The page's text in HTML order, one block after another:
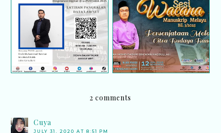
EKSPLORASI DIGITAL
@ U-PUSTAKA 2025:
LATIHAN PANGKALAN
DATA LAWNET
WACANA MANUSKRIP
MELAYU BIL.3/2025 |
PERSENJATAAN
MELAYU : CITRA
BUDAYA BANGSA
2 comments
Cuya
JULY 31, 2020 AT 8:51 PM